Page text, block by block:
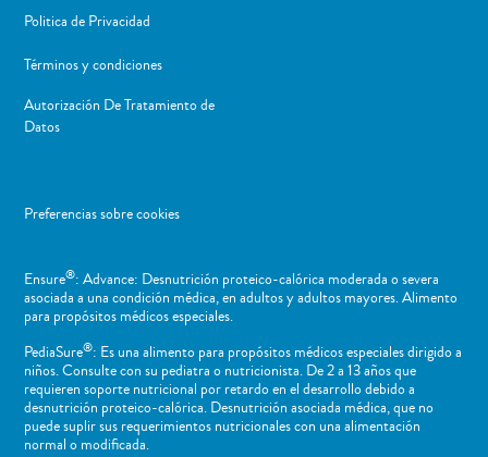
Politica de Privacidad
Términos y condiciones
Autorización De Tratamiento de
Datos
Preferencias sobre cookies
Ensure®: Advance: Desnutrición proteico-calórica moderada o severa
asociada a una condición médica, en adultos y adultos mayores. Alimento
para propósitos médicos especiales.
PediaSure®: Es una alimento para propósitos médicos especiales dirigido a
niños​. Consulte con su pediatra o nutricionista. De 2 a 13 años que
requieren soporte nutricional por retardo en el desarrollo debido a
desnutrición proteico-calórica. Desnutrición asociada médica, que no
puede suplir sus requerimientos nutricionales con una alimentación
normal o ​modificada.